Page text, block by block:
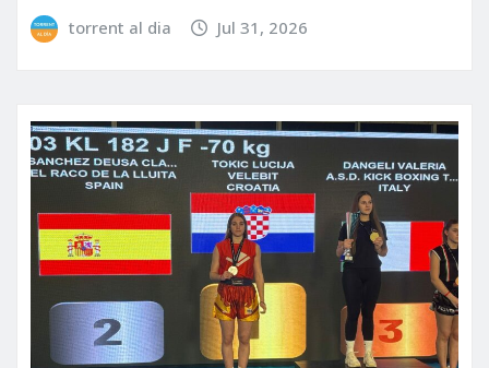
torrent al dia Jul 31, 2026